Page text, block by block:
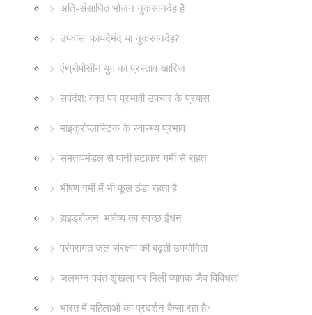
अति-संसाधित भोजन नुकसानदेह है
उपवास: फायदेमंद या नुकसानदेह?
एंथ्रोपोसीन युग का प्रस्ताव खारिज
सर्पदंश: वक्त पर प्रभावी उपचार के प्रयास
माइक्रोप्लास्टिक के स्वास्थ्य प्रभाव
समतापमंडल से पानी हटाकर गर्मी से राहत
भीषण गर्मी में भी फूल ठंडा रहता है
हाइड्रोजन: भविष्य का स्वच्छ ईंधन
परंपरागत जल संरक्षण की बढ़ती उपयोगिता
जलमग्न पर्वत शृंखला पर मिली व्यापक जैव विविधता
भारत में महिलाओं का प्रदर्शन कैसा रहा है?